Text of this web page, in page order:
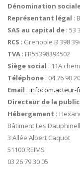
Dénomination
Représentant légal :
SAS au capital de : 53
RCS : Grenoble B 398
TVA : FR55398394502
Siège social : 11A
Téléphone : 04 76 90
Email : infocom.acteur-
Directeur de la
Hébergement :
Bâtiment Les
3 Allée Albert Caquot
51100 REIMS
03 26 79 30 05